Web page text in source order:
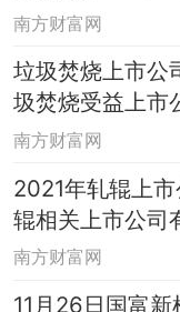
金持仓了哪些债
南方财富网
垃圾焚烧上市公
圾焚烧受益上市
南方财富网
2021年轧辊上
辊相关上市公司
南方财富网
11月26日国富